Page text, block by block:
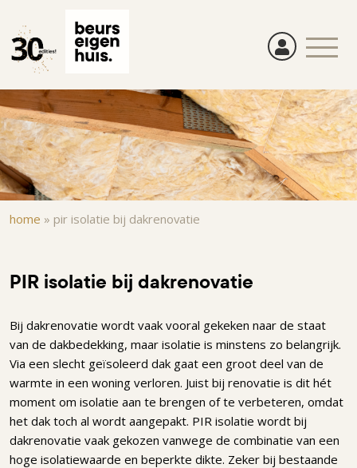
naar
de
Kruimelpad
home » pir isolatie bij dakrenovatie
PIR isolatie bij dakrenovatie
Bij dakrenovatie wordt vaak vooral gekeken naar de staat
van de dakbedekking, maar isolatie is minstens zo belangrijk.
Via een slecht geïsoleerd dak gaat een groot deel van de
warmte in een woning verloren. Juist bij renovatie is dit hét
moment om isolatie aan te brengen of te verbeteren, omdat
het dak toch al wordt aangepakt. PIR isolatie wordt bij
dakrenovatie vaak gekozen vanwege de combinatie van een
hoge isolatiewaarde en beperkte dikte. Zeker bij bestaande